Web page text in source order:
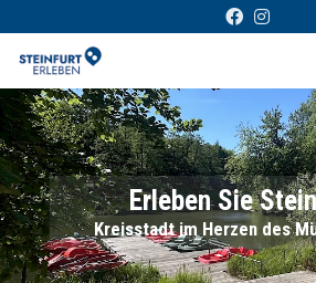
Erleben Sie
Kreisstadt im Herzen des